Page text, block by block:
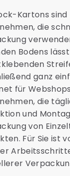
Kartons
die
Bodens
ganz
für
die
und
von
Für Sie ist